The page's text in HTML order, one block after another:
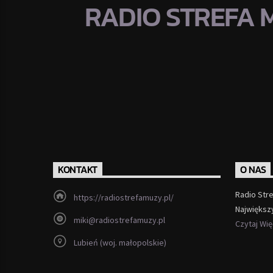
RADIO STREFA
KONTAKT
https://radiostrefamuzy.pl/
miki@radiostrefamuzy.pl
Lubień (woj. małopolskie)
O NAS
Radio
Czytaj